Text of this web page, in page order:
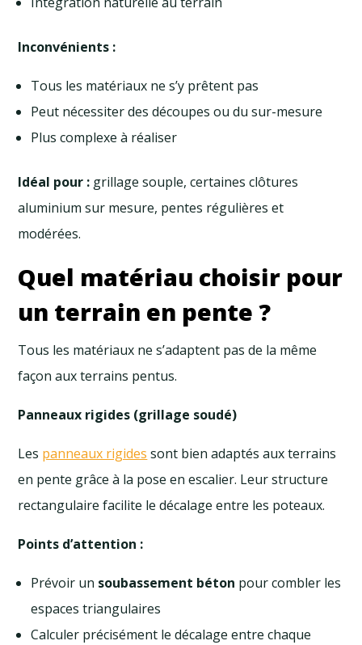
Inconvénients :
Tous les matériaux ne s’y prêtent pas
Peut nécessiter des découpes ou du sur-mesure
Plus complexe à réaliser
Idéal pour : grillage souple, certaines clôtures
aluminium sur mesure, pentes régulières et
modérées.
Quel matériau choisir pour
un terrain en pente ?
Tous les matériaux ne s’adaptent pas de la même
façon aux terrains pentus.
Panneaux rigides (grillage soudé)
Les panneaux rigides sont bien adaptés aux terrains
en pente grâce à la pose en escalier. Leur structure
rectangulaire facilite le décalage entre les poteaux.
Points d’attention :
Prévoir un soubassement béton pour combler les
espaces triangulaires
Calculer précisément le décalage entre chaque